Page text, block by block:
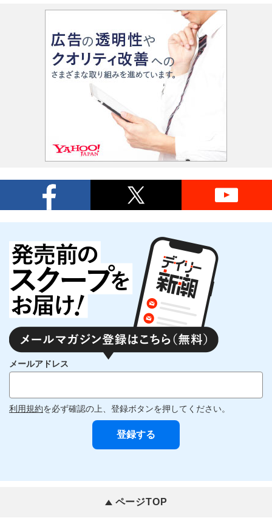
メールアドレス
利用規約を必ず確認の上、登録ボタンを押してください。
ページTOP